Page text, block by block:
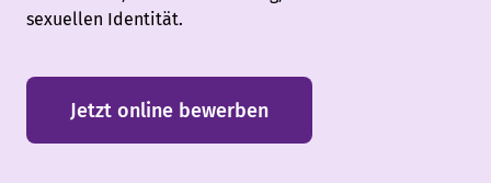
sexuellen Identität.
Jetzt online bewerben